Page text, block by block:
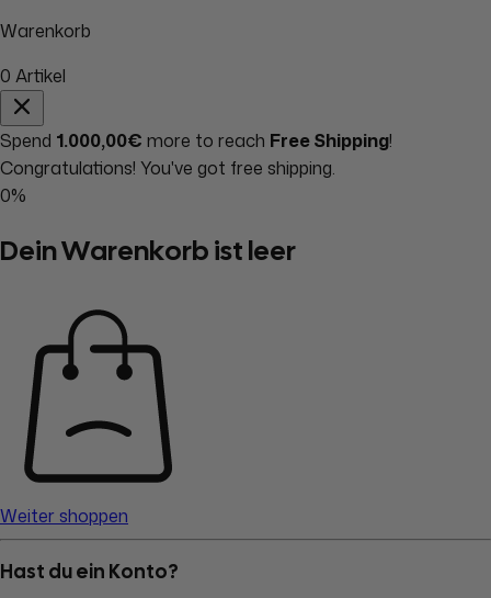
Warenkorb
0 Artikel
Spend 1.000,00€ more to reach Free Shipping!
Congratulations! You've got free shipping.
0%
Dein Warenkorb ist leer
Weiter shoppen
Hast du ein Konto?